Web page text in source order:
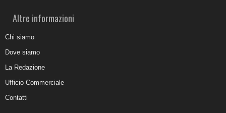
Altre informazioni
Chi siamo
Dove siamo
La Redazione
Ufficio Commerciale
Contatti